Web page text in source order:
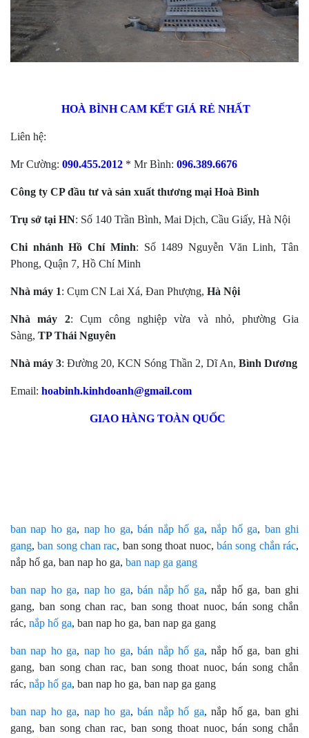
HOÀ BÌNH CAM KẾT GIÁ RẺ NHẤT
Liên hệ:
Mr Cường: 090.455.2012 * Mr Bình: 096.389.6676
Công ty CP đầu tư và sản xuất thương mại Hoà Bình
Trụ sở tại HN: Số 140 Trần Bình, Mai Dịch, Cầu Giấy, Hà Nội
Chi nhánh Hồ Chí Minh: Số 1489 Nguyễn Văn Linh, Tân
Phong, Quận 7, Hồ Chí Minh
Nhà máy 1: Cụm CN Lai Xá, Đan Phượng, Hà Nội
Nhà máy 2: Cụm công nghiệp vừa và nhỏ, phường Gia
Sàng, TP Thái Nguyên
Nhà máy 3: Đường 20, KCN Sóng Thần 2, Dĩ An, Bình Dương
Email: hoabinh.kinhdoanh@gmail.com
GIAO HÀNG TOÀN QUỐC
ban nap ho ga, nap ho ga,bán nắp hố ga,nắp hố ga, ban ghi
gang,ban song chan rac, ban song thoat nuoc,bán song chắn rác,
nắp hố ga, ban nap ho ga, ban nap ga gang
ban nap ho ga, nap ho ga,bán nắp hố ga, nắp hố ga, ban ghi
gang, ban song chan rac, ban song thoat nuoc, bán song chắn
rác, nắp hố ga, ban nap ho ga, ban nap ga gang
ban nap ho ga, nap ho ga,bán nắp hố ga, nắp hố ga, ban ghi
gang, ban song chan rac, ban song thoat nuoc, bán song chắn
rác, nắp hố ga, ban nap ho ga, ban nap ga gang
ban nap ho ga, nap ho ga,bán nắp hố ga, nắp hố ga, ban ghi
gang, ban song chan rac, ban song thoat nuoc, bán song chắn